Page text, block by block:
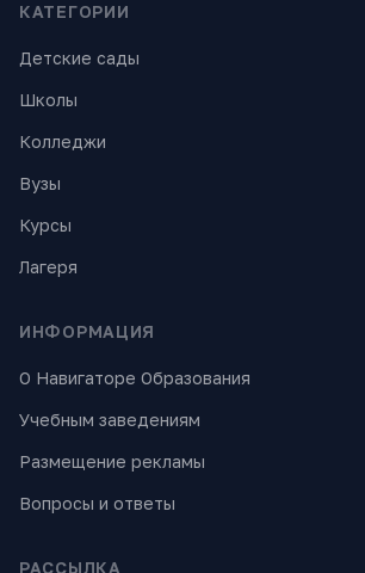
КАТЕГОРИИ
Детские сады
Школы
Колледжи
Вузы
Курсы
Лагеря
ИНФОРМАЦИЯ
О Навигаторе Образования
Учебным заведениям
Размещение рекламы
Вопросы и ответы
РАССЫЛКА